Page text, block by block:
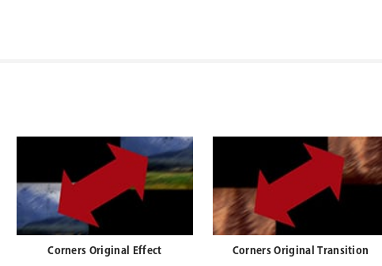
Corners Original Effect Corners Original Transition